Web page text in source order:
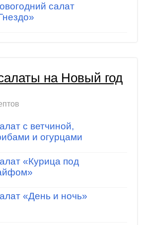
салат
на Новый год
с ветчиной,
и огурцами
«Курица под
«День и ночь»